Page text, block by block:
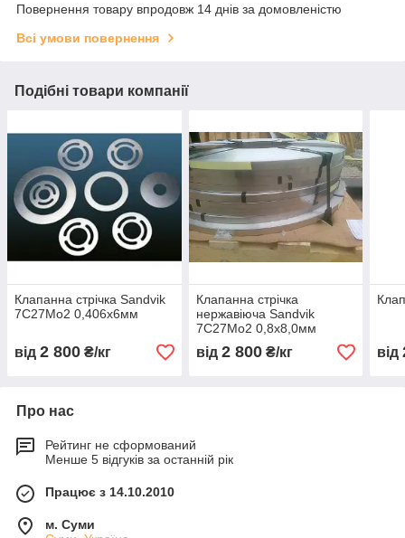
Повернення товару впродовж 14 днів за домовленістю
Всі умови повернення
Подібні товари компанії
Клапанна стрічка Sandvik
7C27Mo2 0,406х6мм
від 2 800 ₴/кг
Клапанна стрічка
нержавіюча Sandvik
7C27Mo2 0,8х8,0мм
від 2 800₴/кг від
Про нас
Рейтинг не сформований
Менше 5 відгуків за останній рік
Працює з 14.10.2010
м. Суми